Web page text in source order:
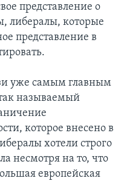
представление о
либералы, которые
представление в
уже самым главным
называемый
которое внесено в
хотели строго
несмотря на то, что
европейская